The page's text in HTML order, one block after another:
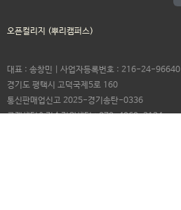
오픈컬리지 (뿌리캠퍼스)
대표 : 송창민 | 사업자등록번호 : 216-24-96640
경기도 평택시 고덕국제5로 160
통신판매업신고 2025-경기송탄-0336
고객센터&기술지원센터 : 070-4060-3134